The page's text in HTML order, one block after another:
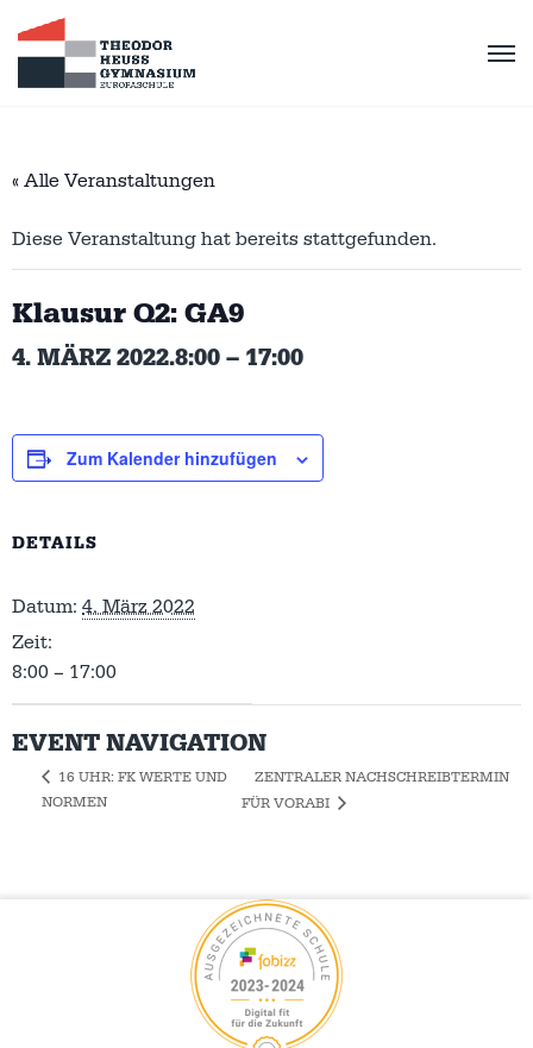
« Alle Veranstaltungen
Diese Veranstaltung hat bereits stattgefunden.
Klausur Q2: GA9
4. MÄRZ 2022.8:00– 17:00
Zum Kalender hinzufügen
DETAILS
Datum: 4. März 2022
Zeit:
8:00 – 17:00
EVENT NAVIGATION
16 UHR: FK WERTE UND
NORMEN
ZENTRALER NACHSCHREIBTERMIN
FÜR VORABI